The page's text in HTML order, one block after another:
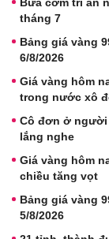
Bữa cơm tri ân
tháng 7
Bảng giá vàng
6/8/2026
Giá vàng hôm
trong nước xô
Cô đơn ở
lắng nghe
Giá vàng hôm
chiều tăng vọt
Bảng giá vàng
5/8/2026